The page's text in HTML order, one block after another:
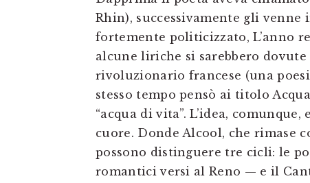
Rhin), successivamente gli
fortemente politicizzato, L’anno
alcune liriche si sarebbero
rivoluzionario francese (una
stesso tempo pensò ai titolo
“acqua di vita”. L’idea,
cuore. Donde Alcool, che rimase
possono distinguere tre cicli: le
romantici versi al Reno — e il